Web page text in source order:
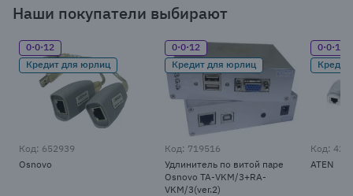
1
of
25
Наши покупатели выбирают
0·0·12
Кредит для юрлиц
Код: 652939
Osnovo
0·0·12
Кредит для юрлиц
Код: 719516
Удлинитель по витой паре
Osnovo TA-VKM/3+RA-
VKM/3(ver.2)
0·0·12
Код:
ATEN